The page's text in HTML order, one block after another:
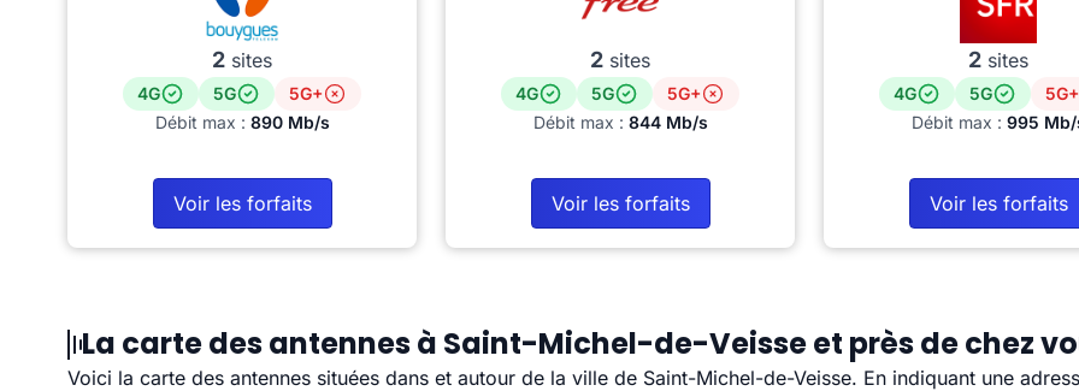
2 sites
4G 5G
5G+
Débit max : 890 Mb/s
Voir les forfaits
2 sites
4G 5G
5G+
Débit max : 844 Mb/s
Voir les forfaits
2 sites
4G 5G
5G+
Débit max : 995 Mb/
Voir les forfaits
La carte des antennes à Saint-Michel-de-Veisse et près de chez
Voici la carte des antennes situées dans et autour de la ville de Saint-Michel-de-Veisse. En indiquant une